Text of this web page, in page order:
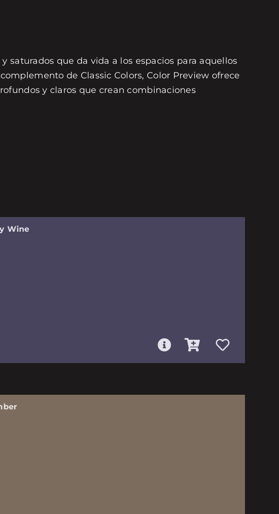
saturados que da vida a los espacios para aquellos
de Classic Colors, Color Preview ofrece
y claros que crean combinaciones
Wine